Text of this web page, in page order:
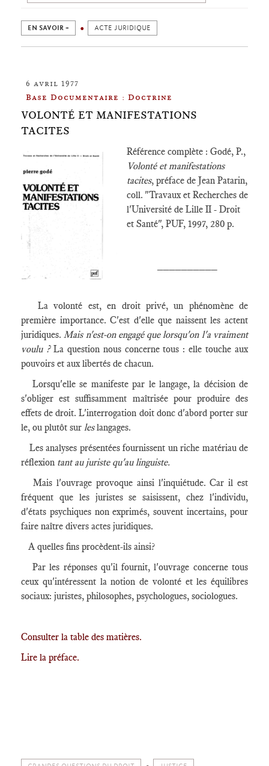
EN SAVOIR + ACTE JURIDIQUE
6 avril 1977
Base Documentaire : Doctrine
VOLONTÉ ET MANIFESTATIONS
TACITES
Référence complète : Godé, P.,
Volonté et manifestations
tacites, préface de Jean Patarin,
coll. "Travaux et Recherches de
l'Université de Lille II - Droit
et Santé", PUF, 1997, 280 p.
La volonté est, en droit privé, un phénomène de
première importance. C'est d'elle que naissent les actent
juridiques.Mais n'est-on engagé que lorsqu'on l'a vraiment
voulu ? La question nous concerne tous : elle touche aux
pouvoirs et aux libertés de chacun.
Lorsqu'elle se manifeste par le langage, la décision de
s'obliger est suffisamment maîtrisée pour produire des
effets de droit. L'interrogation doit donc d'abord porter sur
le, ou plutôt sur leslangages.
Les analyses présentées fournissent un riche matériau de
réflexion tant au juriste qu'au linguiste.
Mais l'ouvrage provoque ainsi l'inquiétude. Car il est
fréquent que les juristes se saisissent, chez l'individu,
d'états psychiques non exprimés, souvent incertains, pour
faire naître divers actes juridiques.
A quelles fins procèdent-ils ainsi?
Par les réponses qu'il fournit, l'ouvrage concerne tous
ceux qu'intéressent la notion de volonté et les équilibres
sociaux: juristes, philosophes, psychologues, sociologues.
Consulter la table des matières.
Lire la préface.